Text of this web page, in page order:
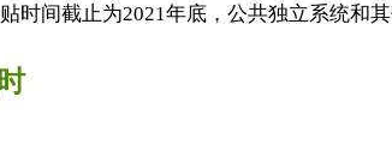
时间截止为2021年底，公共独立系统和其